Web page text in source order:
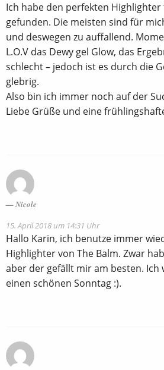
Ich habe den perfekten
gefunden. Die meisten sind für
und deswegen zu auffallend.
L.O.V das Dewy gel Glow, das
schlecht – jedoch ist es durch die
glebrig.
Also bin ich immer noch auf der
Liebe Grüße und eine
Nicole
15. April 2018 um 14:31 Uhr
Hallo Karin, ich benutze immer
Highlighter von The Balm. Zwar
aber der gefällt mir am besten. Ich
einen schönen Sonntag :).